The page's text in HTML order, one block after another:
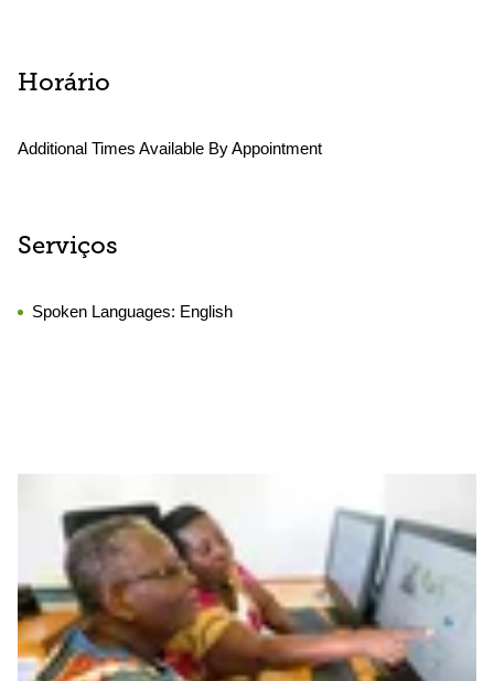
Horário
Additional Times Available By Appointment
Serviços
Spoken Languages: English